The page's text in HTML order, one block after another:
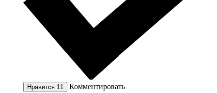
Нравится 11 Комментировать